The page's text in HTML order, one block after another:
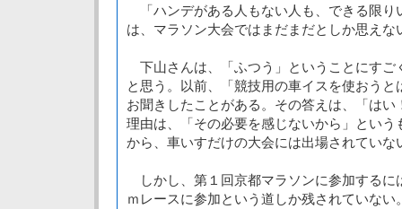
「ハンデがある人もない人も、できる限り
は、マラソン大会ではまだまだとしか思えな
下山さんは、「ふつう」ということにすご
と思う。以前、「競技用の車イスを使おう
お聞きしたことがある。その答えは、「はい
理由は、「その必要を感じないから」という
から、車いすだけの大会には出場されていな
しかし、第１回京都マラソンに参加するに
ｍレースに参加という道しか残されていな